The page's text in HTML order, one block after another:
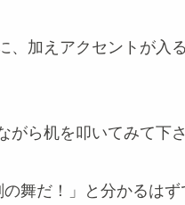
、加えアクセントが入
ら机を叩いてみて下さ
舞だ！」と分かるはず